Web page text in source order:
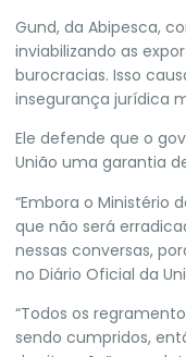
Gund, da Abipesca,
inviabilizando as
burocracias. Isso
insegurança jurídica
Ele defende que o
União uma garantia
“Embora o Ministério
que não será
nessas conversas,
no Diário Oficial da
“Todos os
sendo cumpridos,